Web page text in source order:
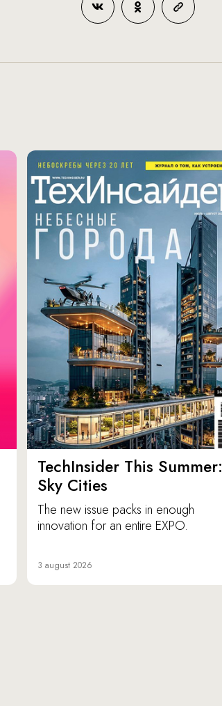
TechInsider This Summer:
Sky Cities
The new issue packs in enough
innovation for an entire EXPO.
3 august 2026